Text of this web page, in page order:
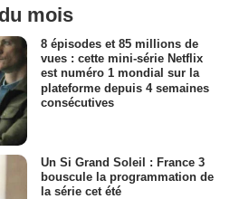
mois
8 épisodes et 85 millions de
vues : cette mini-série Netflix
est numéro 1 mondial sur la
plateforme depuis 4 semaines
consécutives
Un Si Grand Soleil : France 3
bouscule la programmation de
la série cet été